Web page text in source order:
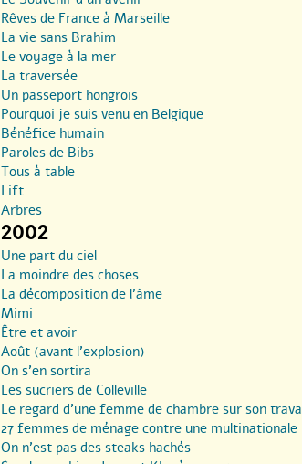
Rêves de France à Marseille
La vie sans Brahim
Le voyage à la mer
La traversée
Un passeport hongrois
Pourquoi je suis venu en Belgique
Bénéfice humain
Paroles de Bibs
Tous à table
Lift
Arbres
2002
Une part du ciel
La moindre des choses
La décomposition de l’âme
Mimi
Être et avoir
Août (avant l’explosion)
On s’en sortira
Les sucriers de Colleville
Le regard d’une femme de chambre sur son
27 femmes de ménage contre une multinationale
On n’est pas des steaks hachés